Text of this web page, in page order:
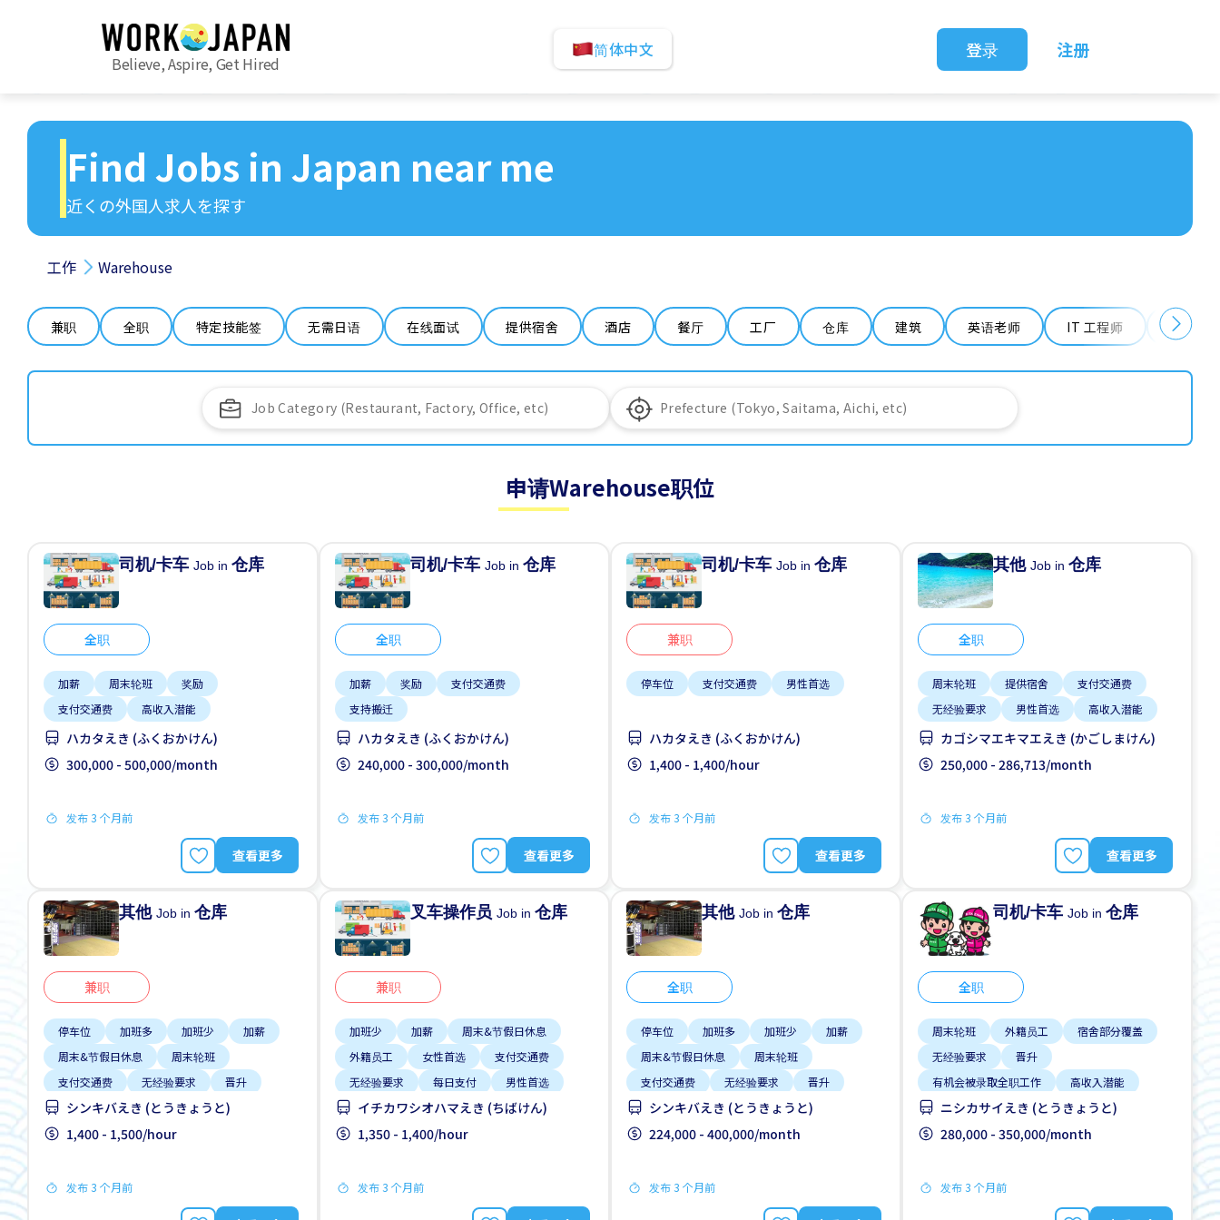
Believe, Aspire, Get Hired
简体中文 登录 注册
Find Jobs in Japan near me
近くの外国人求人を探す
工作 Warehouse
兼职 全职 特定技能签 无需日语 在线面试 提供宿舍 酒店 餐厅 工厂 仓库 建筑 英语老师 IT 工程师 清洁
申请Warehouse职位
司机/卡车Job in仓库
全职
加薪 周末轮班
奖励
支付交通费
高收入潜能
ハカタえき (ふくおかけん)
300,000 - 500,000/month
发布 3 个月前
查看更多
司机/卡车Job in仓库
全职
加薪 奖励
支付交通费
支持搬迁
ハカタえき (ふくおかけん)
240,000 - 300,000/month
发布 3 个月前
查看更多
司机/卡车Job in仓库
兼职
停车位 支付交通费 男性首选
ハカタえき (ふくおかけん)
1,400 - 1,400/hour
发布 3 个月前
查看更多
其他Job in仓库
全职
周末轮班 提供宿舍
支付交通费
无经验要求
男性首选 高收入潜能
カゴシマエキマエえき (かごしまけん)
250,000 - 286,713/month
发布 3 个月前
查看更多
其他Job in仓库
兼职
停车位 加班多 加班少
加薪
周末&节假日休息
周末轮班
支付交通费
无经验要求 晋升
シンキバえき (とうきょうと)
1,400 - 1,500/hour
发布 3 个月前
叉车操作员Job in仓库
兼职
加班少 加薪
周末&节假日休息
外籍员工
女性首选
支付交通费
无经验要求
每日支付 男性首选
イチカワシオハマえき (ちばけん)
1,350 - 1,400/hour
发布 3 个月前
其他Job in仓库
全职
停车位 加班多 加班少
加薪
周末&节假日休息
周末轮班
支付交通费
无经验要求 晋升
シンキバえき (とうきょうと)
224,000 - 400,000/month
发布 3 个月前
司机/卡车Job in仓库
全职
周末轮班 外籍员工
宿舍部分覆盖
无经验要求
晋升
有机会被录取全职工作
高收入潜能
ニシカサイえき (とうきょうと)
280,000 - 350,000/month
发布 3 个月前